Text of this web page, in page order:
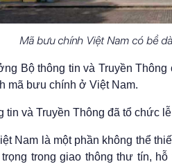
Mã bưu chính Việt Nam có bề
Bộ thông tin và Truyền
mã bưu chính ở Việt Nam.
tin và Truyền Thông đã tổ chức
Nam là một phần không thể
trong giao thông thư tín,